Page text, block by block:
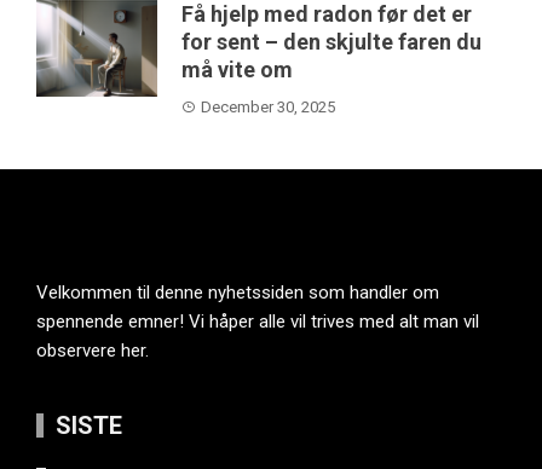
Få hjelp med radon før det er
for sent – den skjulte faren du
må vite om
December 30, 2025
Velkommen til denne nyhetssiden som handler om
spennende emner! Vi håper alle vil trives med alt man vil
observere her.
SISTE